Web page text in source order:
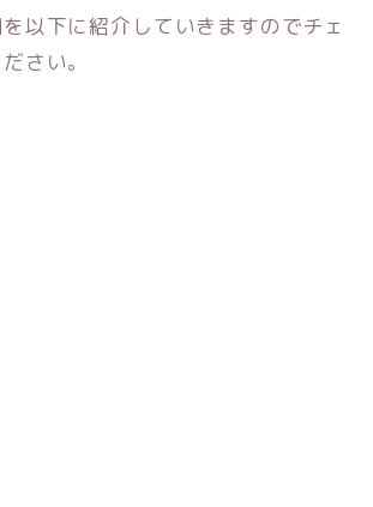
以下に紹介していきますのでチェ
さい。